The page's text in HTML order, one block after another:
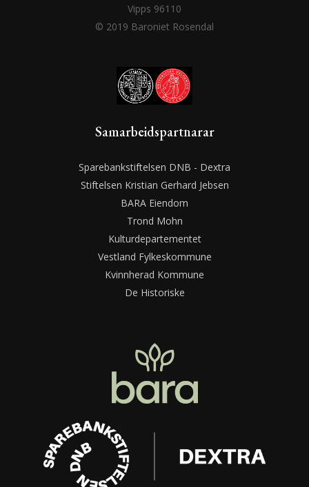
Vipps 96110
© 2019 Baroniet Rosendal
Samarbeidspartnarar
Sparebankstiftelsen DNB - Dextra
Stiftelsen Kristian Gerhard Jebsen
BARA Eiendom
Trond Mohn
Kulturdepartementet
Vestland Fylkeskommune
Kvinnherad Kommune
De Historiske